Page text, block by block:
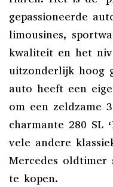
gepassioneerde
limousines,
kwaliteit en het
uitzonderlijk hoog
auto heeft een
om een zeldzame
charmante 280 SL
vele andere
Mercedes
te kopen.